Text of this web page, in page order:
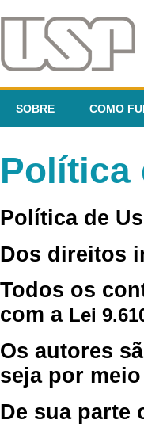
SOBRE COMO
Política
Política de
Dos direitos
Todos os
com a Lei
Os autores
seja por
De sua parte